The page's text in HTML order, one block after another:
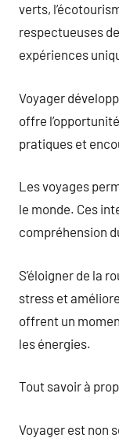
verts,
respectueuses
expériences
Voyager
offre
pratiques et
Les voyages
le monde. Ces
compréhension
S’éloigner de la
stress et
offrent un
les énergies.
Tout savoir à
Voyager est non